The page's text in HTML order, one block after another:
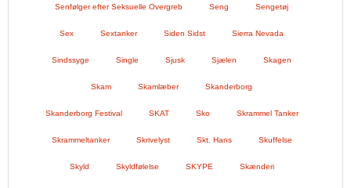
Senfølger efter Seksuelle Overgreb Seng Sengetøj
Sex Sextanker Siden Sidst Sierra Nevada
Sindssyge Single Sjusk Sjælen Skagen
Skam Skamlæber Skanderborg
Skanderborg Festival SKAT Sko Skrammel Tanker
Skrammeltanker Skrivelyst Skt. Hans Skuffelse
Skyld Skyldfølelse SKYPE Skænderi